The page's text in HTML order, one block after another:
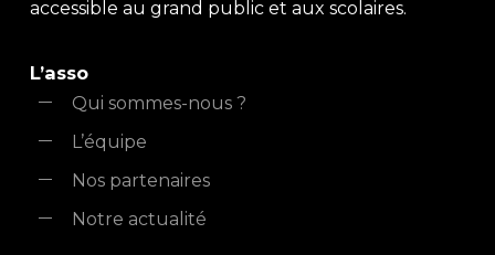
accessible au grand public et aux scolaires.
L’asso
Qui sommes-nous ?
L’équipe
Nos partenaires
Notre actualité